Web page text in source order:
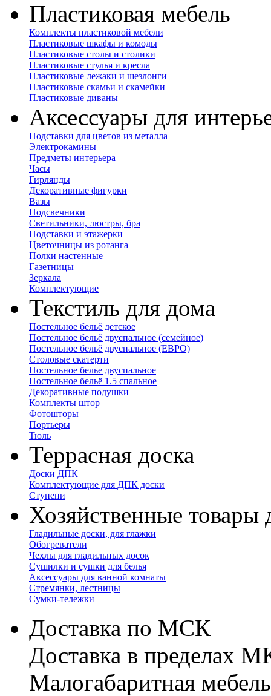
Пластиковая мебель
Комплекты пластиковой мебели
Пластиковые шкафы и комоды
Пластиковые столы и столики
Пластиковые стулья и кресла
Пластиковые лежаки и шезлонги
Пластиковые скамьи и скамейки
Пластиковые диваны
Аксессуары для
Подставки для цветов из металла
Электрокамины
Предметы интерьера
Часы
Гирлянды
Декоративные фигурки
Вазы
Подсвечники
Светильники, люстры, бра
Подставки и этажерки
Цветочницы из ротанга
Полки настенные
Газетницы
Зеркала
Комплектующие
Текстиль для дома
Постельное бельё детское
Постельное бельё двуспальное (семейное)
Постельное бельё двуспальное (ЕВРО)
Столовые скатерти
Постельное белье двуспальное
Постельное бельё 1.5 спальное
Декоративные подушки
Комплекты штор
Фотошторы
Портьеры
Тюль
Террасная доска
Доски ДПК
Комплектующие для ДПК доски
Ступени
Хозяйственные товары
Гладильные доски, для глажки
Обогреватели
Чехлы для гладильных досок
Сушилки и сушки для белья
Аксессуары для ванной комнаты
Стремянки, лестницы
Сумки-тележки
Доставка по МСК
Доставка в пределах
Малогабаритная